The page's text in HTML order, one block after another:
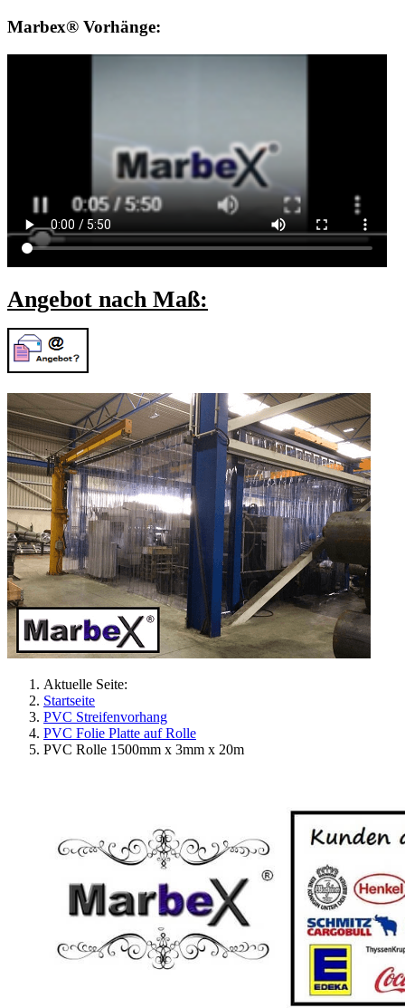
Marbex® Vorhänge:
Angebot nach Maß:
Aktuelle Seite:
Startseite
PVC Streifenvorhang
PVC Folie Platte auf Rolle
PVC Rolle 1500mm x 3mm x 20m